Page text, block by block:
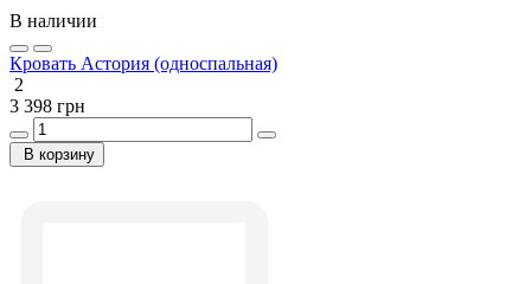
В наличии
Кровать Астория (односпальная)
2
3 398 грн
В корзину